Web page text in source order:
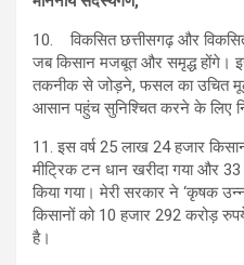
10. विकसित छत्तीसगढ़ और विकसित
जब किसान मजबूत और समृद्ध होंगे।
तकनीक से जोड़ने, फसल का उचित
आसान पहुंच सुनिश्चित करने के लिए
11. इस वर्ष 25 लाख 24 हजार
मीट्रिक टन धान खरीदा गया और
किया गया। मेरी सरकार ने ‘कृषक
किसानों को 10 हजार 292 करोड़
है।